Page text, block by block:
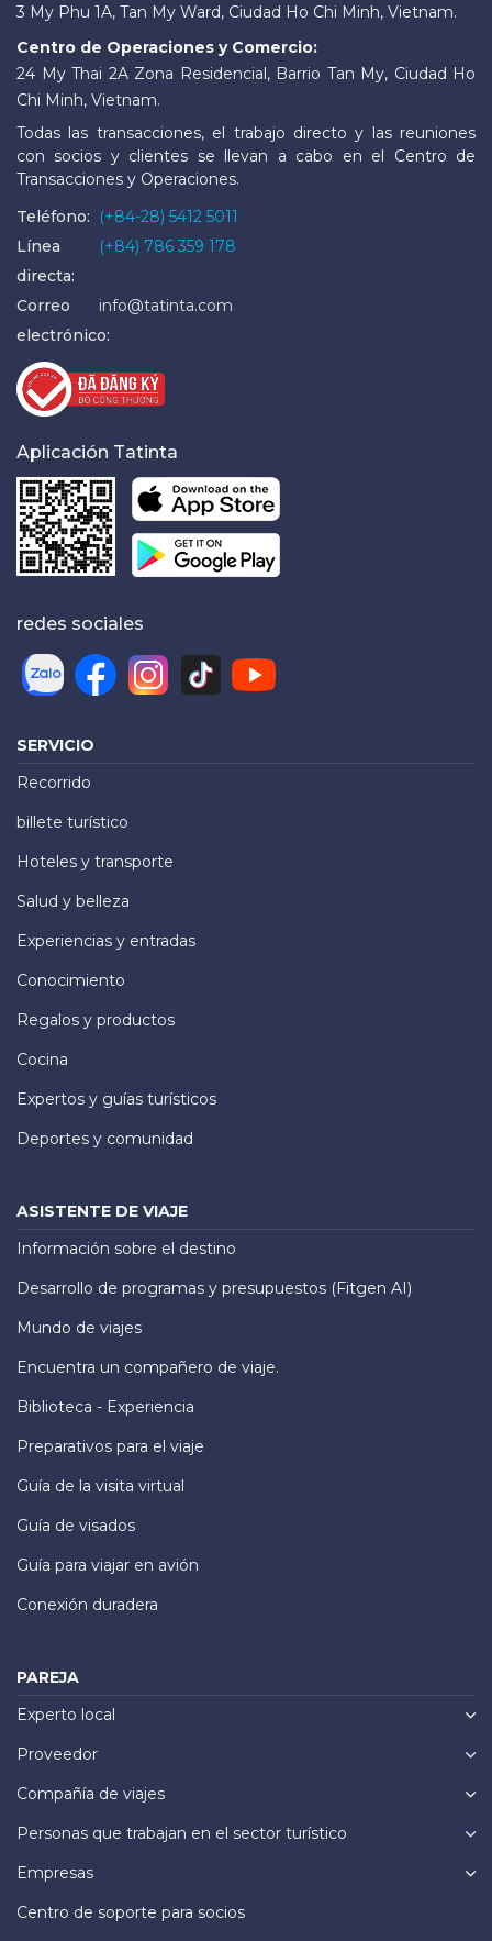
3 My Phu 1A, Tan My Ward, Ciudad Ho Chi Minh, Vietnam.
Centro de Operaciones y Comercio:
24 My Thai 2A Zona Residencial, Barrio Tan My, Ciudad Ho
Chi Minh, Vietnam.
Todas las transacciones, el trabajo directo y las reuniones
con socios y clientes se llevan a cabo en el Centro de
Transacciones y Operaciones.
Teléfono:
(+84-28) 5412 5011
Línea
directa:
(+84) 786 359 178
Correo
electrónico:
info@tatinta.com
Aplicación Tatinta
redes sociales
SERVICIO
Recorrido
billete turístico
Hoteles y transporte
Salud y belleza
Experiencias y entradas
Conocimiento
Regalos y productos
Cocina
Expertos y guías turísticos
Deportes y comunidad
ASISTENTE DE VIAJE
Información sobre el destino
Desarrollo de programas y presupuestos (Fitgen AI)
Mundo de viajes
Encuentra un compañero de viaje.
Biblioteca - Experiencia
Preparativos para el viaje
Guía de la visita virtual
Guía de visados
Guía para viajar en avión
Conexión duradera
PAREJA
Experto local
Proveedor
Compañía de viajes
Personas que trabajan en el sector turístico
Empresas
Centro de soporte para socios